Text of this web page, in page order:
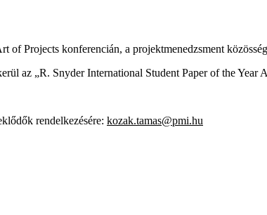
of Projects konferencián, a projektmenedzsment
az „R. Snyder International Student Paper of the Year
rendelkezésére: kozak.tamas@pmi.hu